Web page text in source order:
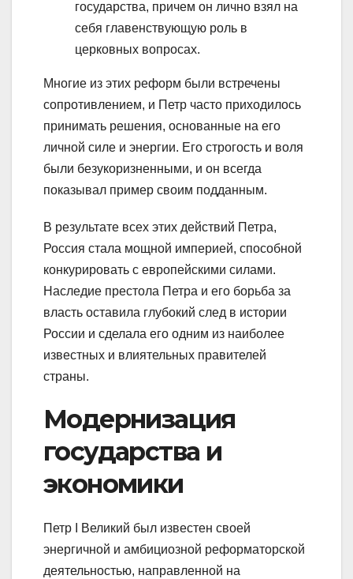
государства, причем он лично взял на
себя главенствующую роль в
церковных вопросах.
Многие из этих реформ были встречены
сопротивлением, и Петр часто приходилось
принимать решения, основанные на его
личной силе и энергии. Его строгость и воля
были безукоризненными, и он всегда
показывал пример своим подданным.
В результате всех этих действий Петра,
Россия стала мощной империей, способной
конкурировать с европейскими силами.
Наследие престола Петра и его борьба за
власть оставила глубокий след в истории
России и сделала его одним из наиболее
известных и влиятельных правителей
страны.
Модернизация
государства и
экономики
Петр I Великий был известен своей
энергичной и амбициозной реформаторской
деятельностью, направленной на